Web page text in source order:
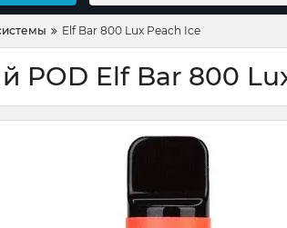
Elf Bar 800 Lux Peach Ice
POD Elf Bar 800